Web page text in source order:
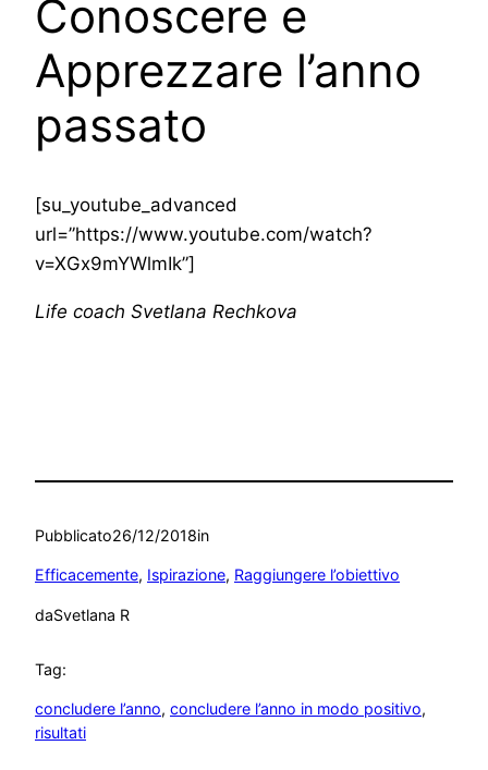
Conoscere e
Apprezzare l’anno
passato
[su_youtube_advanced
url=”https://www.youtube.com/watch?
v=XGx9mYWlmIk”]
Life coach Svetlana Rechkova
Pubblicato26/12/2018in
Efficacemente, Ispirazione, Raggiungere l’obiettivo
daSvetlana R
Tag:
concludere l’anno, concludere l’anno in modo positivo
risultati